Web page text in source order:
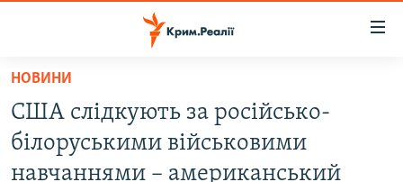
Перейти
основного
матеріалу
Перейти
ВОДА.КРИМ
ВІДЕО ТА ФОТО
НОВИНИ
США слідкують за російсько-
білоруськими військовими
навчаннями – американський